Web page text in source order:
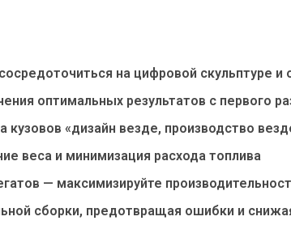
на цифровой скульптуре и
оптимальных результатов с первого
«дизайн везде, производство
веса и минимизация расхода топлива
— максимизируйте
сборки, предотвращая ошибки и